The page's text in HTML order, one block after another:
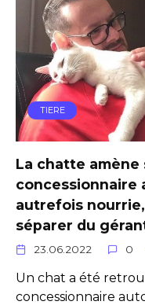
TIERE
La chatte amène
concessionnaire
autrefois
séparer du
23.06.2022 0
Un chat a été
concessionnaire